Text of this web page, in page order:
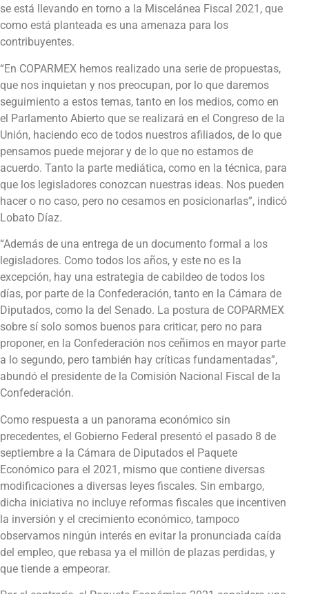
se está llevando en torno a la Miscelánea Fiscal 2021, que
como está planteada es una amenaza para los
contribuyentes.
“En COPARMEX hemos realizado una serie de propuestas,
que nos inquietan y nos preocupan, por lo que daremos
seguimiento a estos temas, tanto en los medios, como en
el Parlamento Abierto que se realizará en el Congreso de la
Unión, haciendo eco de todos nuestros afiliados, de lo que
pensamos puede mejorar y de lo que no estamos de
acuerdo. Tanto la parte mediática, como en la técnica, para
que los legisladores conozcan nuestras ideas. Nos pueden
hacer o no caso, pero no cesamos en posicionarlas”, indicó
Lobato Díaz.
“Además de una entrega de un documento formal a los
legisladores. Como todos los años, y este no es la
excepción, hay una estrategia de cabildeo de todos los
días, por parte de la Confederación, tanto en la Cámara de
Diputados, como la del Senado. La postura de COPARMEX
sobre sí solo somos buenos para criticar, pero no para
proponer, en la Confederación nos ceñimos en mayor parte
a lo segundo, pero también hay críticas fundamentadas”,
abundó el presidente de la Comisión Nacional Fiscal de la
Confederación.
Como respuesta a un panorama económico sin
precedentes, el Gobierno Federal presentó el pasado 8 de
septiembre a la Cámara de Diputados el Paquete
Económico para el 2021, mismo que contiene diversas
modificaciones a diversas leyes fiscales. Sin embargo,
dicha iniciativa no incluye reformas fiscales que incentiven
la inversión y el crecimiento económico, tampoco
observamos ningún interés en evitar la pronunciada caída
del empleo, que rebasa ya el millón de plazas perdidas, y
que tiende a empeorar.